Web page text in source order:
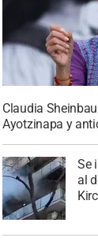
Claudia
Ayotzinapa y
Se
al